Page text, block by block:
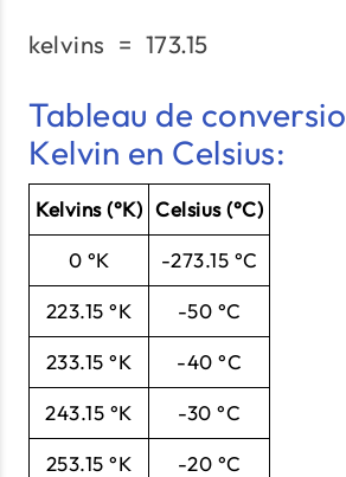
kelvins = 173.15
Tableau de
Kelvin en Celsius:
Kelvins (°K) Celsius (°C)
0 °K -273.15 °C
223.15 °K -50 °C
233.15 °K -40 °C
243.15 °K -30 °C
253.15 °K -20 °C